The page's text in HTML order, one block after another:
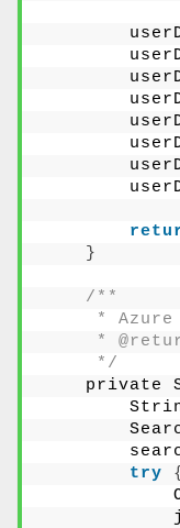
}
/**
* Azure
*
     */
private
try
{